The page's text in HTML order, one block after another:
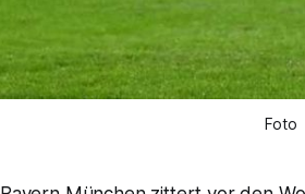
Foto